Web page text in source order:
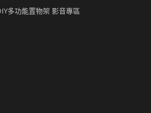
多功能置物架 影音專區